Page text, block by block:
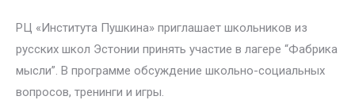
РЦ «Института Пушкина» приглашает школьников из
русских школ Эстонии принять участие в лагере “Фабрика
мысли”. В программе обсуждение школьно-социальных
вопросов, тренинги и игры.